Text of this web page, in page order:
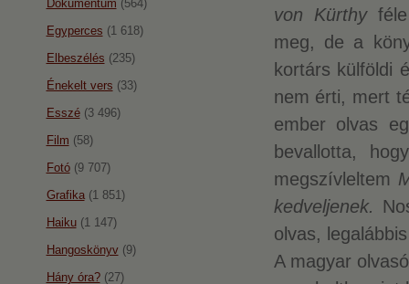
von Kürthy
meg, de a
kortárs külföldi
nem érti, mert
ember olvas
bevallotta,
megszívleltem
kedveljenek.
olvas,
A magyar
Dokumentum (564)
Egyperces (1 618)
Elbeszélés (235)
Énekelt vers (33)
Esszé(3 496)
Film (58)
Fotó(9 707)
Grafika(1 851)
Haiku(1 147)
Hangoskönyv(9)
Hány óra?(27)